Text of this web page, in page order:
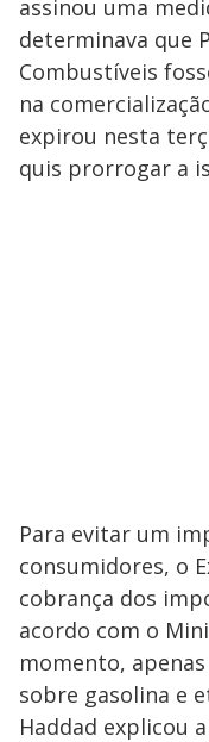
assinou uma
determinava que
Combustíveis
na
expirou nesta
quis prorrogar a
Para evitar um
consumidores, o
cobrança dos
acordo com o
momento,
sobre gasolina e
Haddad explicou